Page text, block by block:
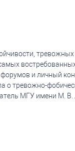
и личный
о тревожно-
МГУ имени М.